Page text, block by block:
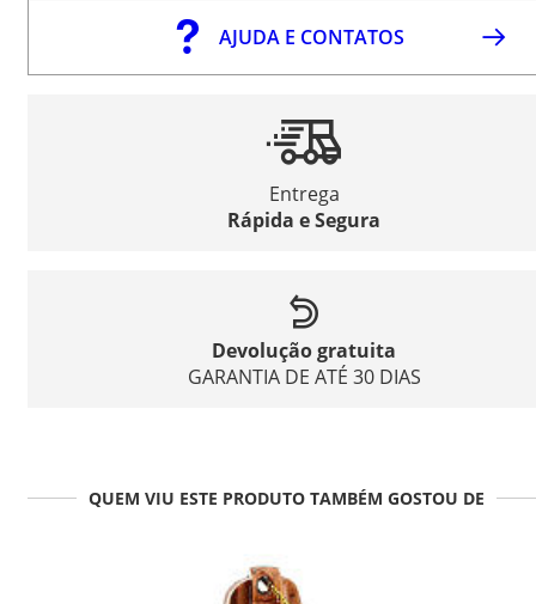
AJUDA E CONTATOS
Entrega
Rápida e Segura
Devolução gratuita
GARANTIA DE ATÉ 30 DIAS
QUEM VIU ESTE PRODUTO TAMBÉM GOSTOU DE